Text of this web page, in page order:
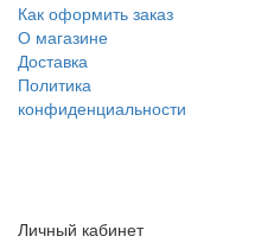
Как оформить заказ
О магазине
Доставка
Политика
конфиденциальности
Личный кабинет